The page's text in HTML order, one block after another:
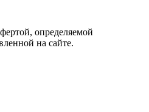
определяемой
на сайте.